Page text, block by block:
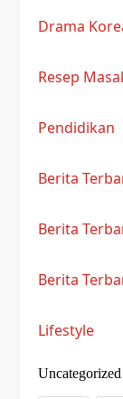
Drama
Resep
Pendidikan
Berita
Berita
Berita
Lifestyle
Uncategorized